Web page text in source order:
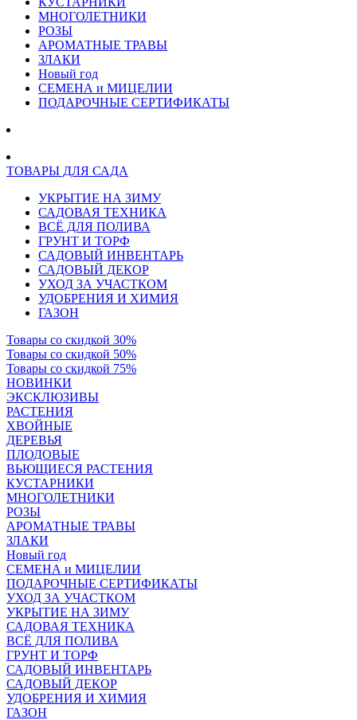
МНОГОЛЕТНИКИ
РОЗЫ
АРОМАТНЫЕ ТРАВЫ
ЗЛАКИ
Новый год
СЕМЕНА и МИЦЕЛИИ
ПОДАРОЧНЫЕ СЕРТИФИКАТЫ
ТОВАРЫ ДЛЯ САДА
УКРЫТИЕ НА ЗИМУ
САДОВАЯ ТЕХНИКА
ВСЁ ДЛЯ ПОЛИВА
ГРУНТ И ТОРФ
САДОВЫЙ ИНВЕНТАРЬ
САДОВЫЙ ДЕКОР
УХОД ЗА УЧАСТКОМ
УДОБРЕНИЯ И ХИМИЯ
ГАЗОН
Товары со скидкой 30%
Товары со скидкой 50%
Товары со скидкой 75%
НОВИНКИ
ЭКСКЛЮЗИВЫ
РАСТЕНИЯ
ХВОЙНЫЕ
ДЕРЕВЬЯ
ПЛОДОВЫЕ
ВЬЮЩИЕСЯ РАСТЕНИЯ
КУСТАРНИКИ
МНОГОЛЕТНИКИ
РОЗЫ
АРОМАТНЫЕ ТРАВЫ
ЗЛАКИ
Новый год
СЕМЕНА и МИЦЕЛИИ
ПОДАРОЧНЫЕ СЕРТИФИКАТЫ
УХОД ЗА УЧАСТКОМ
УКРЫТИЕ НА ЗИМУ
САДОВАЯ ТЕХНИКА
ВСЁ ДЛЯ ПОЛИВА
ГРУНТ И ТОРФ
САДОВЫЙ ИНВЕНТАРЬ
САДОВЫЙ ДЕКОР
УДОБРЕНИЯ И ХИМИЯ
ГАЗОН